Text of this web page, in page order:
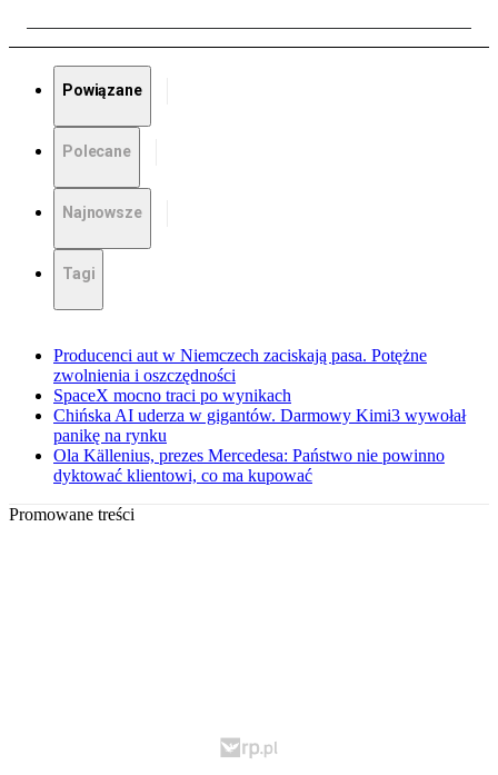
Powiązane
Polecane
Najnowsze
Tagi
Producenci aut w Niemczech zaciskają pasa. Potężne
zwolnienia i oszczędności
SpaceX mocno traci po wynikach
Chińska AI uderza w gigantów. Darmowy Kimi3 wywołał
panikę na rynku
Ola Källenius, prezes Mercedesa: Państwo nie powinno
dyktować klientowi, co ma kupować
Promowane treści